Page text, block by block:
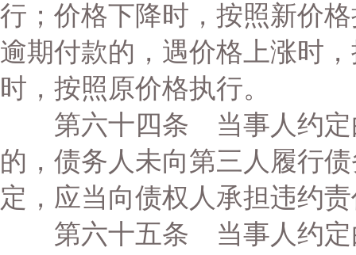
行；价格下降时，按照新价
逾期付款的，遇价格上涨时
时，按照原价格执行。
第六十四条 当事人约定
的，债务人未向第三人履行
定，应当向债权人承担违约
第六十五条 当事人约定